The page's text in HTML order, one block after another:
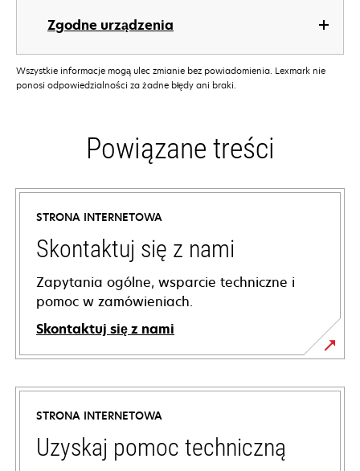
Zgodne urządzenia
Wszystkie informacje mogą ulec zmianie bez powiadomienia. Lexmark nie
ponosi odpowiedzialności za żadne błędy ani braki.
Powiązane treści
STRONA INTERNETOWA
Skontaktuj się z nami
Zapytania ogólne, wsparcie techniczne i
pomoc w zamówieniach.
Skontaktuj się z nami
STRONA INTERNETOWA
Uzyskaj pomoc techniczną